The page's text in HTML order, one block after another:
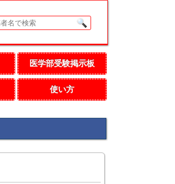
医学部受験掲示板
使い方